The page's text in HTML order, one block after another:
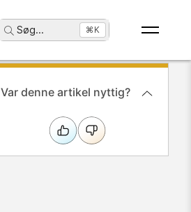
Søg... ⌘K
Var denne artikel nyttig?